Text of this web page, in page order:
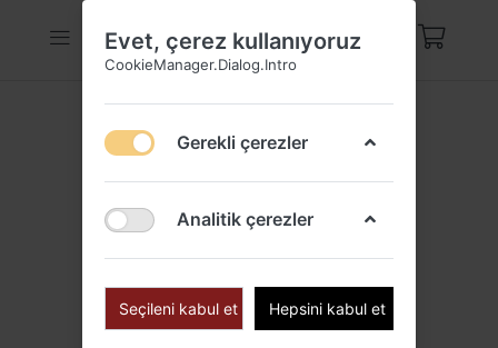
Evet, çerez kullanıyoruz
CookieManager.Dialog.Intro
Gerekli çerezler
Analitik çerezler
Seçileni kabul et Hepsini kabul et